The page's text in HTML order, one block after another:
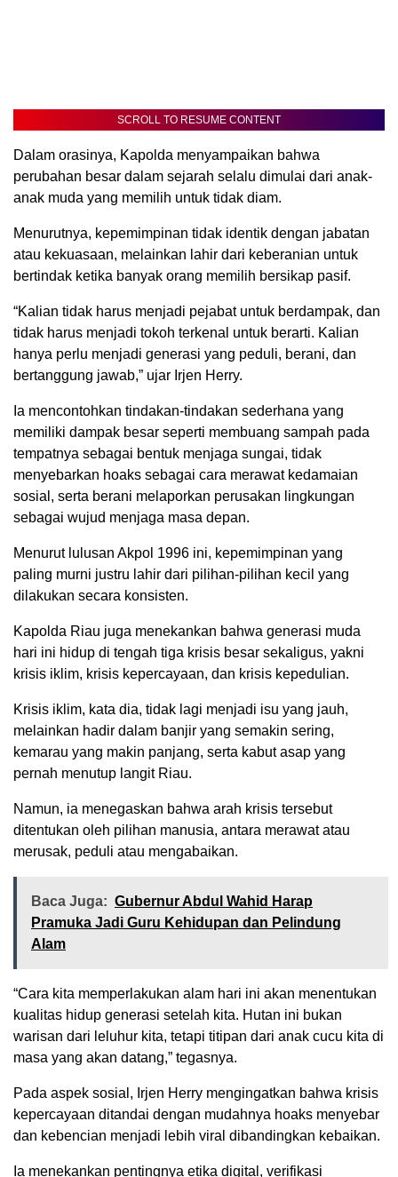
SCROLL TO RESUME CONTENT
Dalam orasinya, Kapolda menyampaikan bahwa
perubahan besar dalam sejarah selalu dimulai dari anak-
anak muda yang memilih untuk tidak diam.
Menurutnya, kepemimpinan tidak identik dengan jabatan
atau kekuasaan, melainkan lahir dari keberanian untuk
bertindak ketika banyak orang memilih bersikap pasif.
“Kalian tidak harus menjadi pejabat untuk berdampak, dan
tidak harus menjadi tokoh terkenal untuk berarti. Kalian
hanya perlu menjadi generasi yang peduli, berani, dan
bertanggung jawab,” ujar Irjen Herry.
Ia mencontohkan tindakan-tindakan sederhana yang
memiliki dampak besar seperti membuang sampah pada
tempatnya sebagai bentuk menjaga sungai, tidak
menyebarkan hoaks sebagai cara merawat kedamaian
sosial, serta berani melaporkan perusakan lingkungan
sebagai wujud menjaga masa depan.
Menurut lulusan Akpol 1996 ini, kepemimpinan yang
paling murni justru lahir dari pilihan-pilihan kecil yang
dilakukan secara konsisten.
Kapolda Riau juga menekankan bahwa generasi muda
hari ini hidup di tengah tiga krisis besar sekaligus, yakni
krisis iklim, krisis kepercayaan, dan krisis kepedulian.
Krisis iklim, kata dia, tidak lagi menjadi isu yang jauh,
melainkan hadir dalam banjir yang semakin sering,
kemarau yang makin panjang, serta kabut asap yang
pernah menutup langit Riau.
Namun, ia menegaskan bahwa arah krisis tersebut
ditentukan oleh pilihan manusia, antara merawat atau
merusak, peduli atau mengabaikan.
Baca Juga: Gubernur Abdul Wahid Harap
Pramuka Jadi Guru Kehidupan dan Pelindung
Alam
“Cara kita memperlakukan alam hari ini akan menentukan
kualitas hidup generasi setelah kita. Hutan ini bukan
warisan dari leluhur kita, tetapi titipan dari anak cucu kita di
masa yang akan datang,” tegasnya.
Pada aspek sosial, Irjen Herry mengingatkan bahwa krisis
kepercayaan ditandai dengan mudahnya hoaks menyebar
dan kebencian menjadi lebih viral dibandingkan kebaikan.
Ia menekankan pentingnya etika digital, verifikasi